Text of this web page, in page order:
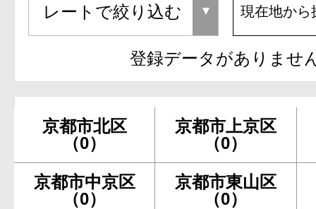
現在地から
登録データがありませ
京都市北区
（0）
京都市上京区
（0）
京都市中京区
（0）
京都市東山区
（0）